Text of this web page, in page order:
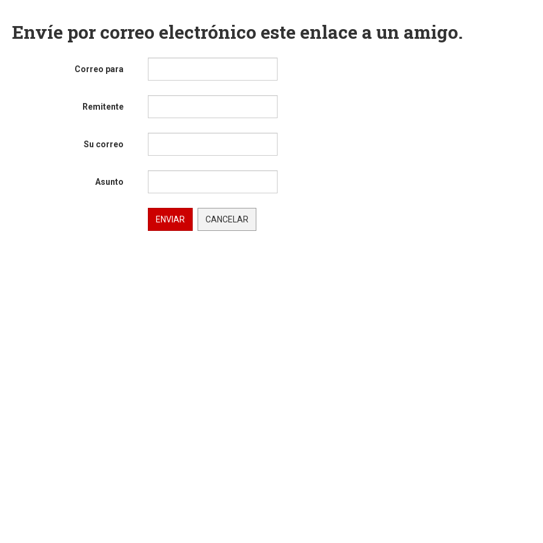
Envíe por correo electrónico este enlace a un amigo.
Correo para
Remitente
Su correo
Asunto
ENVIAR CANCELAR